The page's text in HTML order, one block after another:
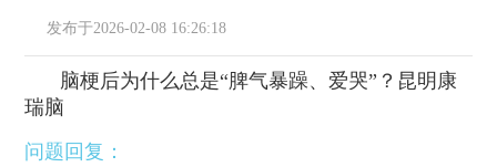
发布于2026-02-08 16:26:18
脑梗后为什么总是“脾气暴躁、爱哭”？昆明康
瑞脑
问题回复：